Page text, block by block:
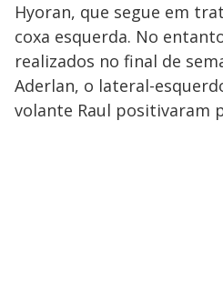
Hyoran, que segue em
coxa esquerda. No
realizados no final de
Aderlan, o lateral-
volante Raul positivaram